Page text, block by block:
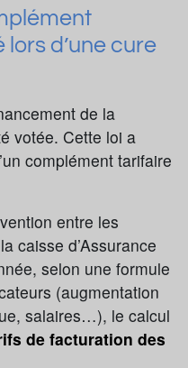
d’une cure
de la
votée. Cette loi a
complément tarifaire
entre les
caisse d’Assurance
selon une formule
(augmentation
salaires…), le calcul
de facturation des